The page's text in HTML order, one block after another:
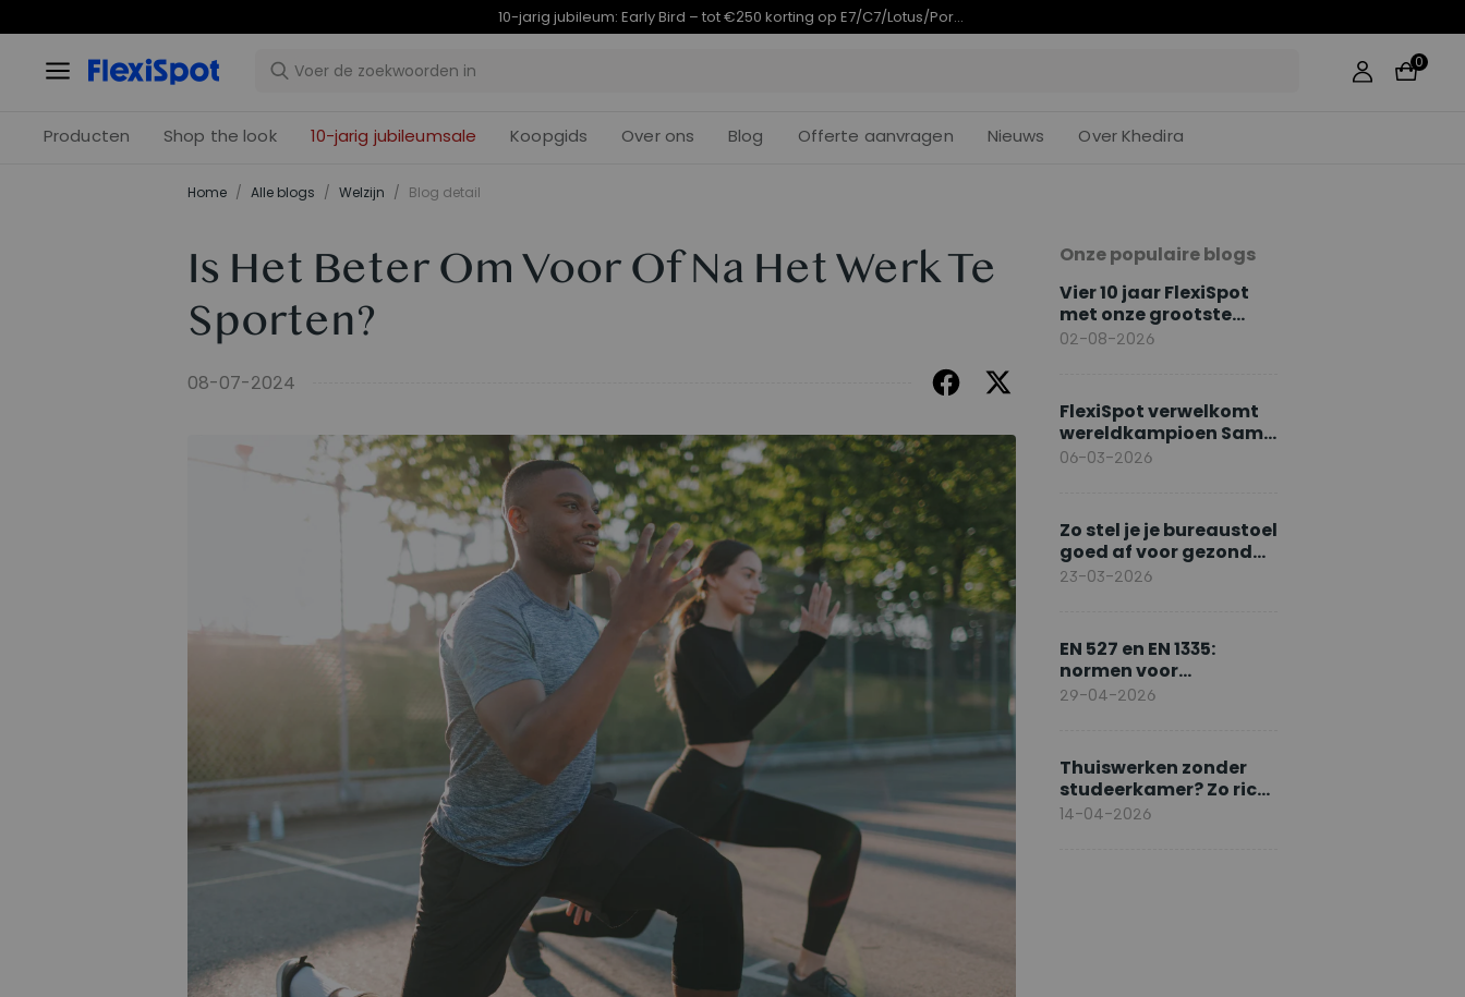
10-jarig jubileumaanbod | E7 Plus vanaf €399,99 Eindigt in 09d 16 : 24
0
Producten Shop the look 10-jarig jubileumsale Koopgids Over ons Blog Offerte aanvragen Nieuws Over Khedira
Home / Alle blogs / Welzijn / Blog detail
Is Het Beter Om Voor Of Na Het Werk Te
Sporten?
08-07-2024
Onze populaire blogs
Vier 10 jaar FlexiSpot
met onze grootste
jubileumacties
02-08-2026
FlexiSpot verwelkomt
wereldkampioen Sami
Khedira als Europese
06-03-2026
Zo stel je je bureaustoel
goed af voor gezond
zitten
23-03-2026
EN 527 en EN 1335:
normen voor
ergonomisch werken
29-04-2026
Thuiswerken zonder
studeerkamer? Zo richt
je slim in
14-04-2026